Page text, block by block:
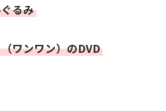
るみ
ワンワン）のDVD